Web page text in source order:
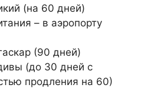
(на 60 дней)
– в аэропорту
(90 дней)
(до 30 дней с
продления на 60)